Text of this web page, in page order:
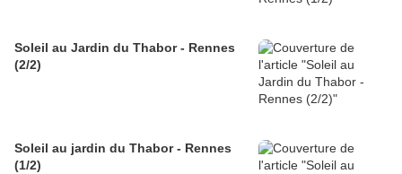
Soleil au Jardin du Thabor - Rennes
(2/2)
Soleil au jardin du Thabor - Rennes
(1/2)